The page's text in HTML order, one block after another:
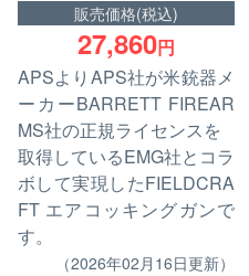
販売価格(税込)
27,860円
APSよりAPS社が米銃器メ
ーカーBARRETT FIREAR
MS社の正規ライセンスを
取得しているEMG社とコラ
ボして実現したFIELDCRA
FT エアコッキングガンで
す。
（2026年02月16日更新）